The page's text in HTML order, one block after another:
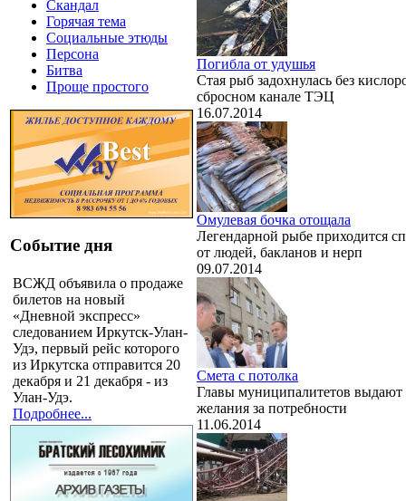
Скандал
Горячая тема
Социальные этюды
Персона
Битва
Проще простого
Событие дня
ВСЖД объявила о продаже
билетов на новый
«Дневной экспресс»
следованием Иркутск-Улан-
Удэ, первый рейс которого
из Иркутска отправится 20
декабря и 21 декабря - из
Улан-Удэ.
Подробнее...
Погибла от удушья
Стая рыб задохнулась без
сбросном канале ТЭЦ
16.07.2014
Омулевая бочка отощала
Легендарной рыбе приходится
от людей, бакланов и нерп
09.07.2014
Смета с потолка
Главы муниципалитетов выдают
желания за потребности
11.06.2014